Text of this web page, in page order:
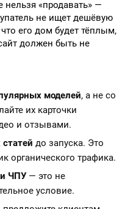
«продавать» —
не ищет дешёвую
его дом будет тёплым,
должен быть не
моделей, а не со
их карточки
и отзывами.
до запуска. Это
органического трафика.
и ЧПУ — это не
условие.